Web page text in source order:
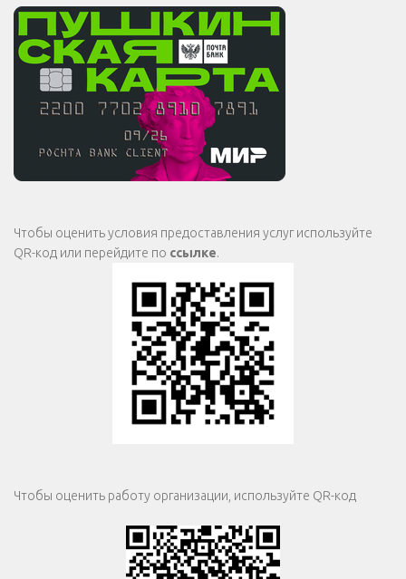
Чтобы оценить условия предоставления услуг используйте
QR-код или перейдите по ссылке.
Чтобы оценить работу организации, используйте QR-код